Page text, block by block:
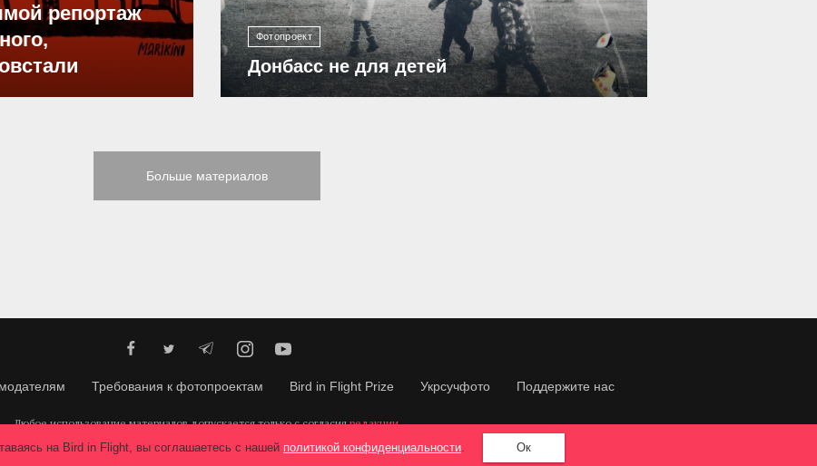
репортаж
Фотопроект
Донбасс не для детей
Больше материалов
Требования к фотопроектам Bird in Flight Prize Укрсучфото Поддержите нас
Любое использование материалов допускается только с согласияредакции.
© 2026, Bird In Flight.
Все права защищены.
на Bird in Flight, вы соглашаетесь с нашей политикой конфиденциальности. Ок